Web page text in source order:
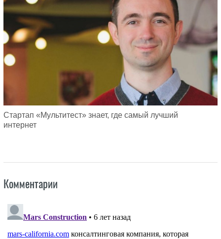
Стартап «Мультитест» знает, где самый лучший
интернет
Комментарии